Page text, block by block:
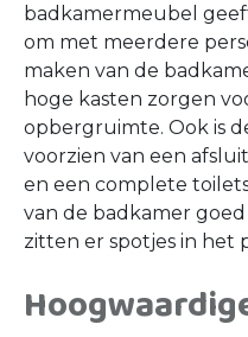
badkamermeubel
om met meerdere
maken van de
hoge kasten zorgen
opbergruimte. Ook is
voorzien van een
en een complete
van de badkamer
zitten er spotjes in het